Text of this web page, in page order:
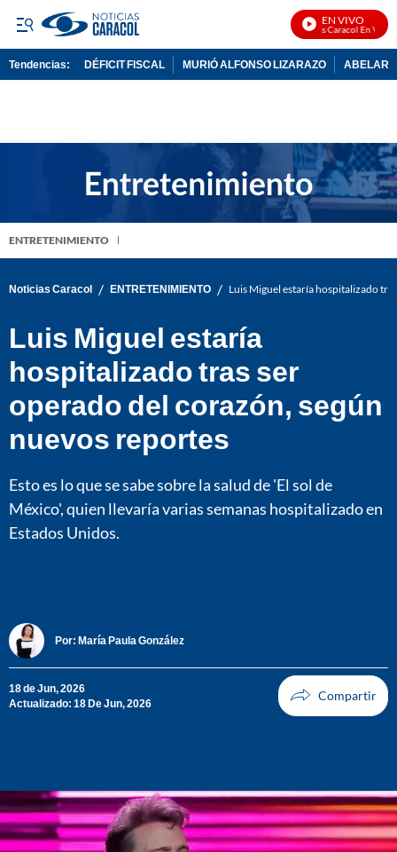
EN VIVO
Noticias Caracol En Vivo
Tendencias: DÉFICIT FISCAL MURIÓ ALFONSO LIZARAZO
ENTRETENIMIENTO
Noticias Caracol / ENTRETENIMIENTO / Luis Miguel estaría hospitalizado
Luis Miguel estaría
hospitalizado tras ser
operado del corazón, según
nuevos reportes
Esto es lo que se sabe sobre la salud de 'El sol de
México', quien llevaría varias semanas hospitalizado en
Estados Unidos.
Por: María Paula González
18 de Jun, 2026
Actualizado: 18 De Jun, 2026